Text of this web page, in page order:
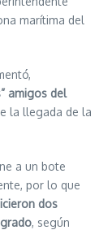
marítima del
amigos del
la llegada de la
a un bote
por lo que
dos
, según